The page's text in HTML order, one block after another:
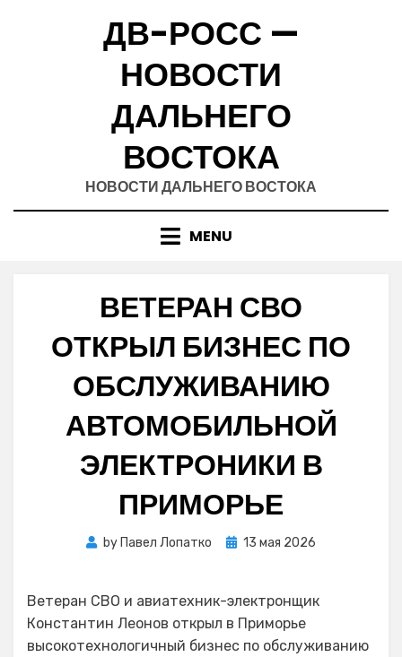
ДВ-РОСС —
НОВОСТИ
ДАЛЬНЕГО
ВОСТОКА
НОВОСТИ ДАЛЬНЕГО ВОСТОКА
MENU
ВЕТЕРАН СВО
ОТКРЫЛ БИЗНЕС ПО
ОБСЛУЖИВАНИЮ
АВТОМОБИЛЬНОЙ
ЭЛЕКТРОНИКИ В
ПРИМОРЬЕ
by Павел Лопатко
Posted
13 мая 2026
Ветеран СВО и авиатехник-электронщик
Константин Леонов открыл в Приморье
высокотехнологичный бизнес по обслуживанию